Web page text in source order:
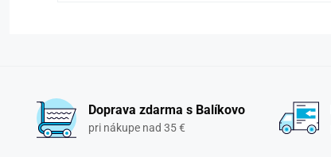
Doprava zdarma s Balíkovo
pri nákupe nad 35 €